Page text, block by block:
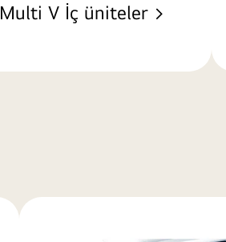
Multi V İç üniteler >